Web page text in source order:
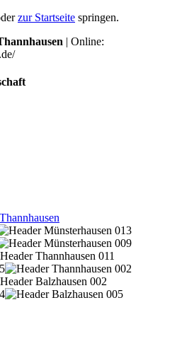
zur Startseite springen.
| Online: